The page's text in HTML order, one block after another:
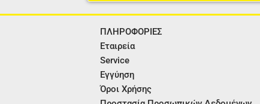
ΠΛΗΡΟΦΟΡΙΕΣ
Εταιρεία
Service
Εγγύηση
Όροι Χρήσης